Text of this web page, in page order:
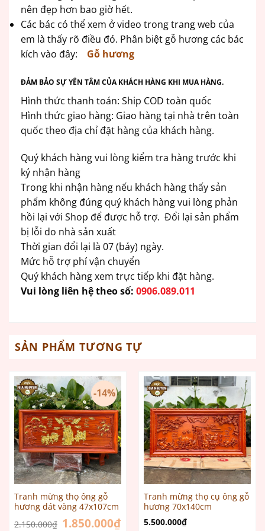
nên đẹp hơn bao giờ hết.
Các bác có thể xem ở video trong trang web của
em là thấy rõ điều đó. Phân biệt gỗ hương các bác
kích vào đây:
Gỗ hương
ĐẢM BẢO SỰ YÊN TÂM CỦA KHÁCH HÀNG KHI MUA HÀNG.
Hình thức thanh toán: Ship COD toàn quốc
Hình thức giao hàng: Giao hàng tại nhà trên toàn
quốc theo địa chỉ đặt hàng của khách hàng.
Quý khách hàng vui lòng kiểm tra hàng trước khi
ký nhận hàng
Trong khi nhận hàng nếu khách hàng thấy sản
phẩm không đúng quý khách hàng vui lòng phản
hồi lại với Shop để được hỗ trợ. Đổi lại sản phẩm
bị lỗi do nhà sản xuất
Thời gian đổi lại là 07 (bảy) ngày.
Mức hỗ trợ phí vận chuyển
Quý khách hàng xem trực tiếp khi đặt hàng.
Vui lòng liên hệ theo số: 0906.089.011
SẢN PHẨM TƯƠNG TỰ
-14%
Tranh mừng thọ ông gỗ
hương dát vàng 47x107cm
2.150.000₫ Giá
1.850.000₫Giá
Tranh mừng thọ cụ ông gỗ
hương 70x140cm
5.500.000₫